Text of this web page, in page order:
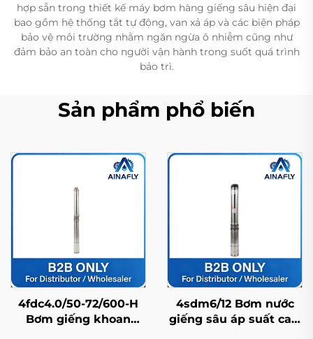
hợp sẵn trong thiết kế máy bơm hàng giếng sâu hiện đại
bao gồm hệ thống tắt tự động, van xả áp và các biện pháp
bảo vệ môi trường nhằm ngăn ngừa ô nhiễm cũng như
đảm bảo an toàn cho người vận hành trong suốt quá trình
bảo trì.
Sản phẩm phổ biến
4fdc4.0/50-72/600-H
Bơm giếng khoan
4sdm6/12 Bơm nước
giếng sâu áp suất cao,